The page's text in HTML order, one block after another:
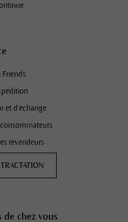
Friends
et d'échange
revendeurs
de chez vous